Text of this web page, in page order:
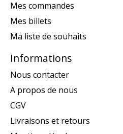
Mes commandes
Mes billets
Ma liste de souhaits
Informations
Nous contacter
A propos de nous
CGV
Livraisons et retours